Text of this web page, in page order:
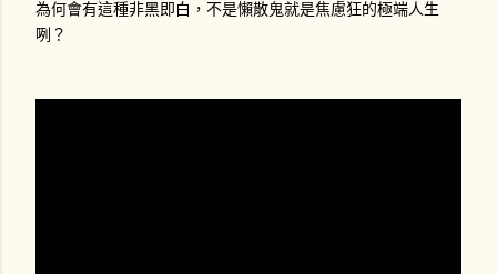
為何會有這種非黑即白，不是懶散鬼就是焦慮狂的極端人生
咧？